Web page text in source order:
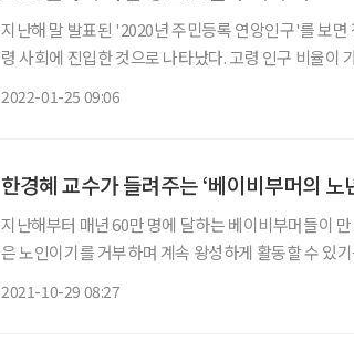
지난해 말 발표된 '2020년 주민등록 연앙인구'를 보면
령 사회에 진입한 것으로 나타났다. 고령 인구 비율이
2022-01-25 09:06
한경혜 교수가 들려주는 ‘베이비부머의 노
지난해부터 매년 60만 명에 달하는 베이비부머들이
은 노인이기를 거부하며 계속 왕성하게 활동할 수 있
2021-10-29 08:27